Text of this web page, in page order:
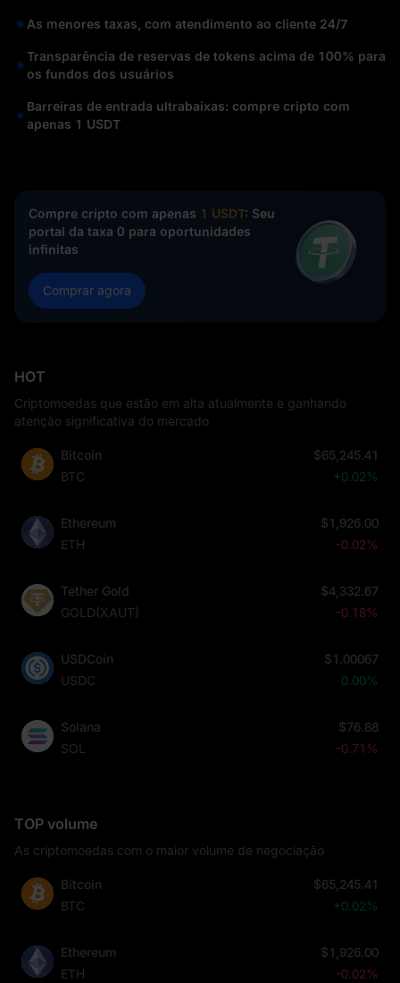
As menores taxas, com atendimento ao cliente 24/7
Transparência de reservas de tokens acima de 100% para
os fundos dos usuários
Barreiras de entrada ultrabaixas: compre cripto com
apenas 1 USDT
Compre cripto com apenas 1 USDT: Seu
portal da taxa 0 para oportunidades
infinitas
Comprar agora
HOT
Criptomoedas que estão em alta atualmente e ganhando
atenção significativa do mercado
Bitcoin
BTC
$65,245.41
+0.02%
Ethereum
ETH
$1,926.00
-0.02%
Tether Gold
GOLD(XAUT)
$4,332.67
-0.18%
USDCoin
USDC
$1.00067
0.00%
Solana
SOL
$76.88
-0.71%
TOP volume
As criptomoedas com o maior volume de negociação
Bitcoin
BTC
$65,245.41
+0.02%
Ethereum
ETH
$1,926.00
-0.02%